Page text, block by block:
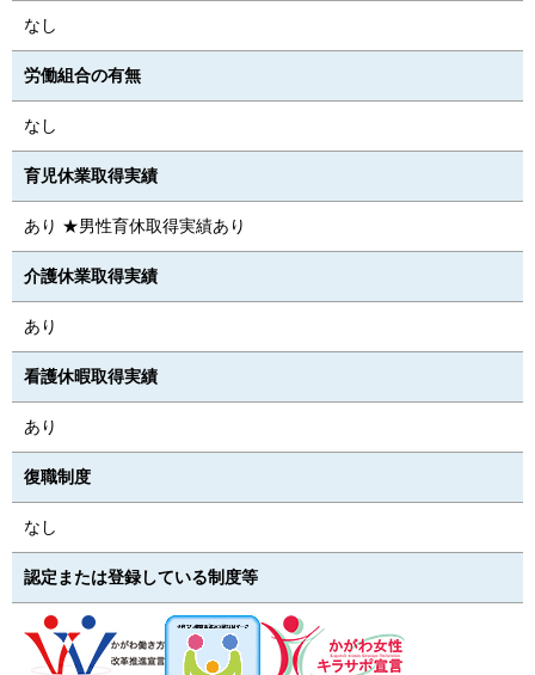
なし
労働組合の有無
なし
育児休業取得実績
あり ★男性育休取得実績あり
介護休業取得実績
あり
看護休暇取得実績
あり
復職制度
なし
認定または登録している制度等